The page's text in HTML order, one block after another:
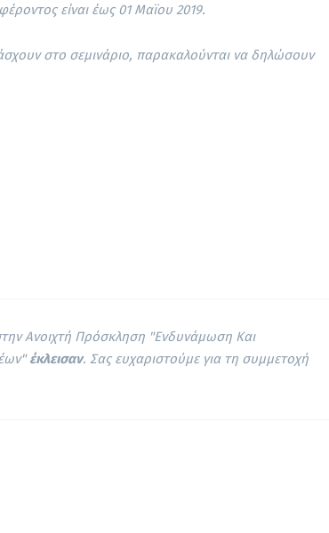
είναι έως 01 Μαϊου 2019.
στο σεμινάριο, παρακαλούνται να δηλώσουν
Ανοιχτή Πρόσκληση "Ενδυνάμωση Και
έκλεισαν. Σας ευχαριστούμε για τη συμμετοχή